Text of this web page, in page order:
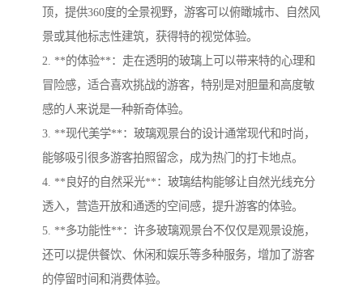
顶，提供360度的全景视野，游客可以俯瞰城市、自然风
景或其他标志性建筑，获得特的视觉体验。
2. **的体验**：走在透明的玻璃上可以带来特的心理和
冒险感，适合喜欢挑战的游客，特别是对胆量和高度敏
感的人来说是一种新奇体验。
3. **现代美学**：玻璃观景台的设计通常现代和时尚，
能够吸引很多游客拍照留念，成为热门的打卡地点。
4. **良好的自然采光**：玻璃结构能够让自然光线充分
透入，营造开放和通透的空间感，提升游客的体验。
5. **多功能性**：许多玻璃观景台不仅仅是观景设施，
还可以提供餐饮、休闲和娱乐等多种服务，增加了游客
的停留时间和消费体验。